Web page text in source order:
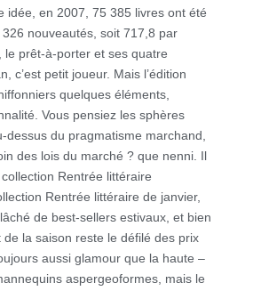
idée, en 2007, 75 385 livres ont été
nouveautés, soit 717,8 par
le prêt-à-porter et ses quatre
c’est petit joueur. Mais l’édition
quelques éléments,
Vous pensiez les sphères
dessus du pragmatisme marchand,
des lois du marché ? que nenni. Il
Rentrée littéraire
Rentrée littéraire de janvier,
de best-sellers estivaux, et bien
la saison reste le défilé des prix
aussi glamour que la haute –
aspergeoformes, mais le